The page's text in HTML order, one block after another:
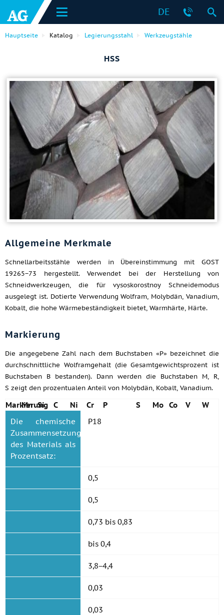
DE
Hauptseite Katalog Legierungsstahl Werkzeugstähle
HSS
Allgemeine Merkmale
Schnellarbeitsstähle werden in Übereinstimmung mit GOST
19265−73 hergestellt. Verwendet bei der Herstellung von
Schneidwerkzeugen, die für vysoskorostnoy Schneidemodus
ausgelegt ist. Dotierte Verwendung Wolfram, Molybdän, Vanadium,
Kobalt, die hohe Wärmebeständigkeit bietet, Warmhärte, Härte.
Markierung
Die angegebene Zahl nach dem Buchstaben «P» bezeichnet die
durchschnittliche Wolframgehalt (die Gesamtgewichtsprozent ist
Buchstaben B bestanden). Dann werden die Buchstaben M, R,
S zeigt den prozentualen Anteil von Molybdän, Kobalt, Vanadium.
Markierung
Mn Si C Ni Cr P S Mo Co V
W
Die chemische
Zusammensetzung
des Materials als
Prozentsatz:
P18
0,5
0,5
0,73 bis 0,83
bis 0,4
3,8−4,4
0,03
0,03